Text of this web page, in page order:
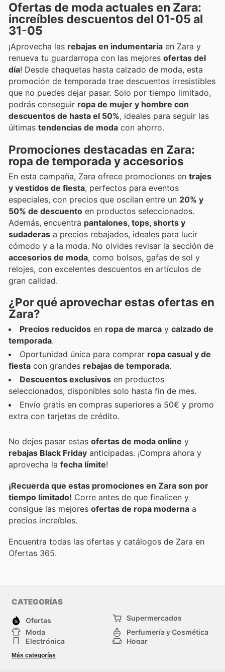
Ofertas de moda actuales en Zara:
increíbles descuentos del 01-05 al
31-05
¡Aprovecha las rebajas en indumentaria en Zara y
renueva tu guardarropa con las mejores ofertas del
día! Desde chaquetas hasta calzado de moda, esta
promoción de temporada trae descuentos irresistibles
que no puedes dejar pasar. Solo por tiempo limitado,
podrás conseguir ropa de mujer y hombre con
descuentos de hasta el 50%, ideales para seguir las
últimas tendencias de moda con ahorro.
Promociones destacadas en Zara:
ropa de temporada y accesorios
En esta campaña, Zara ofrece promociones en trajes
y vestidos de fiesta, perfectos para eventos
especiales, con precios que oscilan entre un 20% y
50% de descuento en productos seleccionados.
Además, encuentra pantalones, tops, shorts y
sudaderas a precios rebajados, ideales para lucir
cómodo y a la moda. No olvides revisar la sección de
accesorios de moda, como bolsos, gafas de sol y
relojes, con excelentes descuentos en artículos de
gran calidad.
¿Por qué aprovechar estas ofertas en
Zara?
Precios reducidos en ropa de marca y calzado de
temporada.
Oportunidad única para comprar ropa casual y de
fiesta con grandes rebajas de temporada.
Descuentos exclusivos en productos
seleccionados, disponibles solo hasta fin de mes.
Envío gratis en compras superiores a 50€ y promo
extra con tarjetas de crédito.
No dejes pasar estas ofertas de moda online y
rebajas Black Friday anticipadas. ¡Compra ahora y
aprovecha la fecha límite!
¡Recuerda que estas promociones en Zara son por
tiempo limitado! Corre antes de que finalicen y
consigue las mejores ofertas de ropa moderna a
precios increíbles.
Encuentra todas las ofertas y catálogos de Zara en
Ofertas 365.
CATEGORÍAS
Ofertas
Supermercados
Moda
Perfumería y Cosmética
Electrónica
Hogar
Deporte
Juguetes y bebés
Más categorías